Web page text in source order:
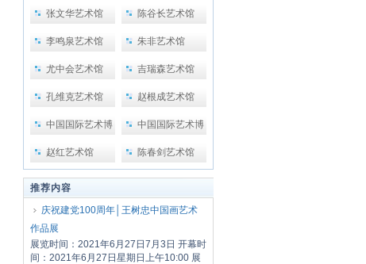
张文华艺术馆 陈谷长艺术馆
李鸣泉艺术馆 朱非艺术馆
尤中会艺术馆 吉瑞森艺术馆
孔维克艺术馆 赵根成艺术馆
中国国际艺术博
览会
中国国际艺术博
览会2
赵红艺术馆 陈春剑艺术馆
推荐内容
庆祝建党100周年│王树忠中国画艺术
作品展
展览时间：2021年6月27日7月3日 开幕时
间：2021年6月27日星期日上午10:00 展